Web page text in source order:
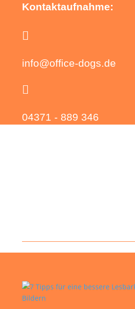
Kontaktaufnahme:

info@office-dogs.de

04371 - 889 346